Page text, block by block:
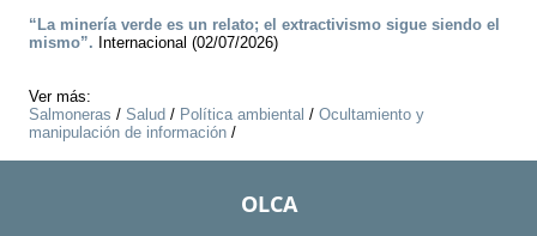
“La minería verde es un relato; el extractivismo sigue siendo el
mismo”. Internacional (02/07/2026)
Ver más:
Salmoneras / Salud / Política ambiental / Ocultamiento y
manipulación de información /
OLCA